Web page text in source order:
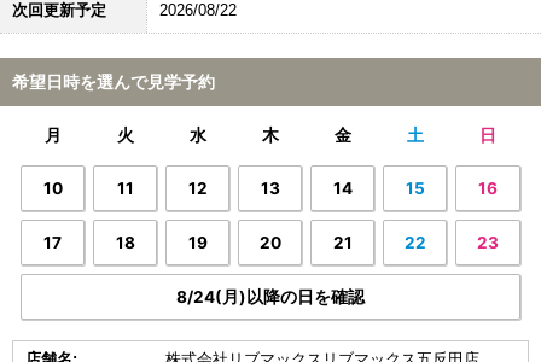
次回更新予定 2026/08/22
希望日時を選んで見学予約
月 火 水 木 金 土 日
10 11 12 13 14 15 16
17 18 19 20 21 22 23
8/24(月)以降の日を確認